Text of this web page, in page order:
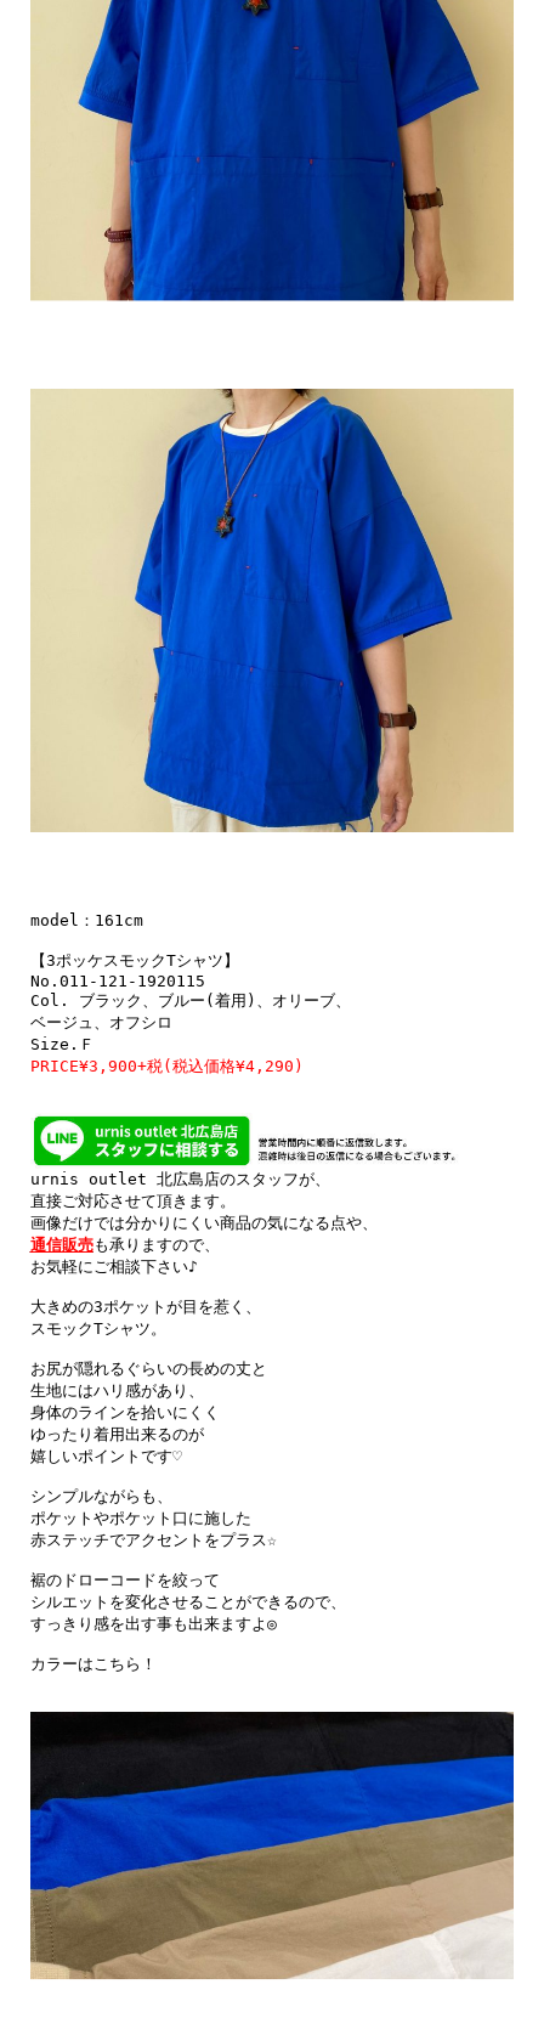
model：161cm
【3ポッケスモックTシャツ】
No.011-121-1920115
Col. ブラック、ブルー(着用)、オリーブ、
ベージュ、オフシロ
PRICE¥3,900+税(税込価格¥4,290)
urnis outlet 北広島店のスタッフが、
直接ご対応させて頂きます。
通信販売も承りますので、
お気軽にご相談下さい♪
大きめの3ポケットが目を惹く、
スモックTシャツ。
お尻が隠れるぐらいの長めの丈と
生地にはハリ感があり、
身体のラインを拾いにくく
ゆったり着用出来るのが
嬉しいポイントです♡
シンプルながらも、
ポケットやポケット口に施した
赤ステッチでアクセントをプラス☆
裾のドローコードを絞って
シルエットを変化させることができるので、
すっきり感を出す事も出来ますよ◎
カラーはこちら！